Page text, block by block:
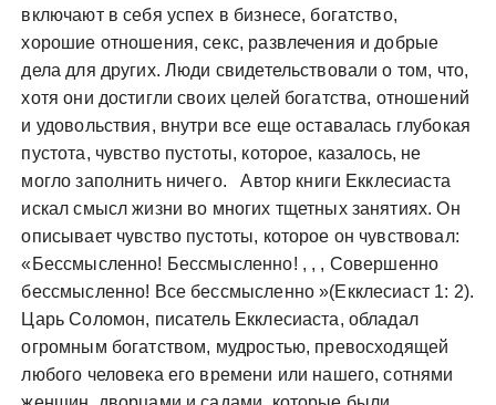
включают в себя успех в бизнесе, богатство,
хорошие отношения, секс, развлечения и добрые
дела для других. Люди свидетельствовали о том, что,
хотя они достигли своих целей богатства, отношений
и удовольствия, внутри все еще оставалась глубокая
пустота, чувство пустоты, которое, казалось, не
могло заполнить ничего. Автор книги Екклесиаста
искал смысл жизни во многих тщетных занятиях. Он
описывает чувство пустоты, которое он чувствовал:
«Бессмысленно! Бессмысленно! , , , Совершенно
бессмысленно! Все бессмысленно »(Екклесиаст 1: 2).
Царь Соломон, писатель Екклесиаста, обладал
огромным богатством, мудростью, превосходящей
любого человека его времени или нашего, сотнями